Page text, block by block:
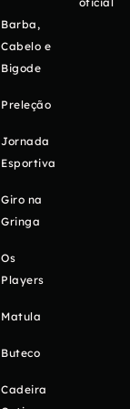
Barba,
Cabelo e
Bigode
Preleção
Jornada
Esportiva
Giro na
Gringa
Os
Players
Matula
Buteco
Cadeira